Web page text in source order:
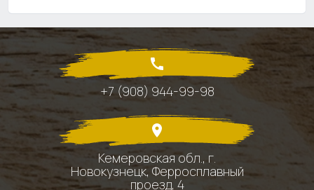
+7 (908) 944-99-98
Кемеровская обл., г.
Новокузнецк, Ферросплавный
проезд, 4